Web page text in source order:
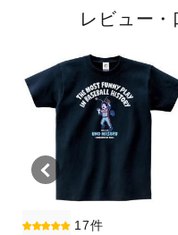
レビュー
17件